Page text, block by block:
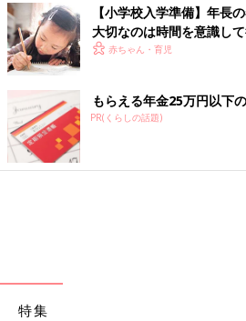
し始めるママやパパ
か。しかし時代と共
ることが変わってき
「withコロナ」は
「withネット」の時
代 「勉強する習慣
や学習の遅れが取り
戻せるのか不安」と
一覧
【小学校入学準備】年長
大切なのは時間を意識し
赤ちゃん・育児
もらえる年金25万円以下
PR(くらしの話題)
特集